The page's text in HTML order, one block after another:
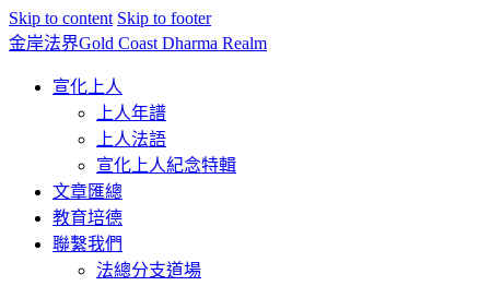
Skip to content Skip to footer
金岸法界Gold Coast Dharma Realm
宣化上人
上人年譜
上人法語
宣化上人紀念特輯
文章匯總
教育培德
聯繫我們
法總分支道場
☀️法宴：華嚴經入法界品第三十九 ☀️
🙏講者：上恆下實法師 (Rev. Heng
每周日，中午10：30 - 12：00
⏰昆士兰时间
每周日，下午12：30 - 14：00
⏰California Time
09:30 - 11:00pm Every Sat
👉Zoom Link 链接：
https://drba-
org.zoom.us/j/84914586289
👉Meeting ID 会议号：84914586289